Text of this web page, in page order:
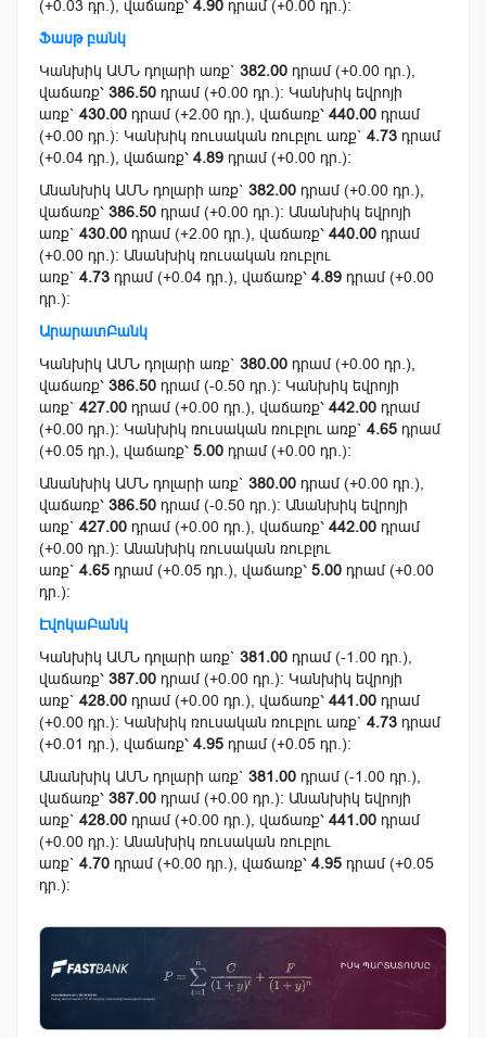
(+0.03 դր.), վաճառք՝ 4.90 դրամ (+0.00 դր.):
Ֆասթ բանկ
Կանխիկ ԱՄՆ դոլարի առք` 382.00 դրամ (+0.00 դր.),
վաճառք՝ 386.50 դրամ (+0.00 դր.): Կանխիկ եվրոյի
առք` 430.00 դրամ (+2.00 դր.), վաճառք՝ 440.00 դրամ
(+0.00 դր.): Կանխիկ ռուսական ռուբլու առք` 4.73 դրամ
(+0.04 դր.), վաճառք՝ 4.89 դրամ (+0.00 դր.):
Անանխիկ ԱՄՆ դոլարի առք` 382.00 դրամ (+0.00 դր.),
վաճառք՝ 386.50 դրամ (+0.00 դր.): Անանխիկ եվրոյի
առք` 430.00 դրամ (+2.00 դր.), վաճառք՝ 440.00 դրամ
(+0.00 դր.): Անանխիկ ռուսական ռուբլու
առք` 4.73 դրամ (+0.04 դր.), վաճառք՝ 4.89 դրամ (+0.00
դր.):
ԱրարատԲանկ
Կանխիկ ԱՄՆ դոլարի առք` 380.00 դրամ (+0.00 դր.),
վաճառք՝ 386.50 դրամ (-0.50 դր.): Կանխիկ եվրոյի
առք` 427.00 դրամ (+0.00 դր.), վաճառք՝ 442.00 դրամ
(+0.00 դր.): Կանխիկ ռուսական ռուբլու առք` 4.65 դրամ
(+0.05 դր.), վաճառք՝ 5.00 դրամ (+0.00 դր.):
Անանխիկ ԱՄՆ դոլարի առք` 380.00 դրամ (+0.00 դր.),
վաճառք՝ 386.50 դրամ (-0.50 դր.): Անանխիկ եվրոյի
առք` 427.00 դրամ (+0.00 դր.), վաճառք՝ 442.00 դրամ
(+0.00 դր.): Անանխիկ ռուսական ռուբլու
առք` 4.65 դրամ (+0.05 դր.), վաճառք՝ 5.00 դրամ (+0.00
դր.):
ԷվոկաԲանկ
Կանխիկ ԱՄՆ դոլարի առք` 381.00 դրամ (-1.00 դր.),
վաճառք՝ 387.00 դրամ (+0.00 դր.): Կանխիկ եվրոյի
առք` 428.00 դրամ (+0.00 դր.), վաճառք՝ 441.00 դրամ
(+0.00 դր.): Կանխիկ ռուսական ռուբլու առք` 4.73 դրամ
(+0.01 դր.), վաճառք՝ 4.95 դրամ (+0.05 դր.):
Անանխիկ ԱՄՆ դոլարի առք` 381.00 դրամ (-1.00 դր.),
վաճառք՝ 387.00 դրամ (+0.00 դր.): Անանխիկ եվրոյի
առք` 428.00 դրամ (+0.00 դր.), վաճառք՝ 441.00 դրամ
(+0.00 դր.): Անանխիկ ռուսական ռուբլու
առք` 4.70 դրամ (+0.00 դր.), վաճառք՝ 4.95 դրամ (+0.05
դր.):